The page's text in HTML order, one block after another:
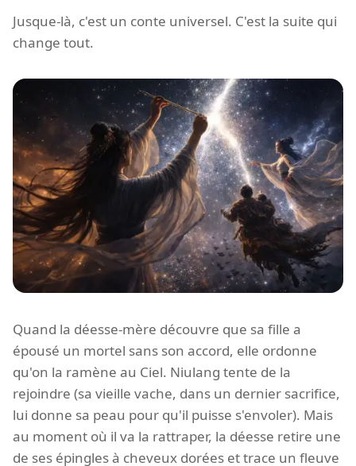
Jusque-là, c'est un conte universel. C'est la suite qui
change tout.
Quand la déesse-mère découvre que sa fille a
épousé un mortel sans son accord, elle ordonne
qu'on la ramène au Ciel. Niulang tente de la
rejoindre (sa vieille vache, dans un dernier sacrifice,
lui donne sa peau pour qu'il puisse s'envoler). Mais
au moment où il va la rattraper, la déesse retire une
de ses épingles à cheveux dorées et trace un fleuve